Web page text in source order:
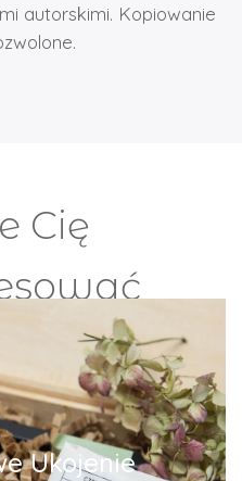
autorskimi. Kopiowanie
Cię
Ukojenie